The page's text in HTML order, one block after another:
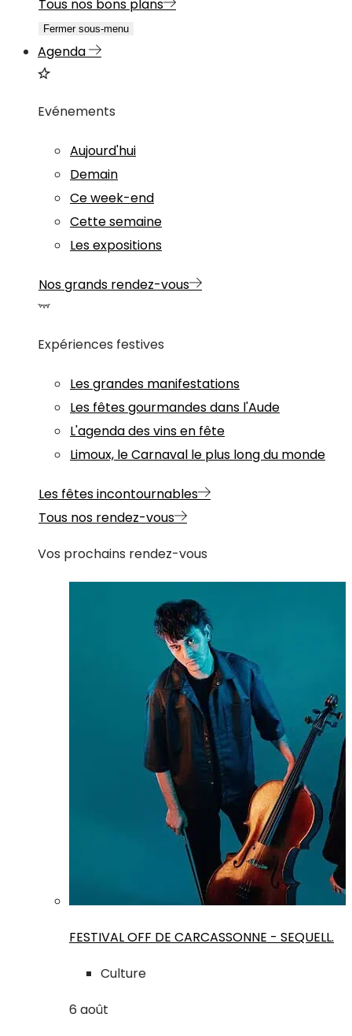
Tous nos bons plans
Fermer sous-menu
Agenda
Evénements
Aujourd'hui
Demain
Ce week-end
Cette semaine
Les expositions
Nos grands rendez-vous
Expériences festives
Les grandes manifestations
Les fêtes gourmandes dans l'Aude
L'agenda des vins en fête
Limoux, le Carnaval le plus long du monde
Les fêtes incontournables
Tous nos rendez-vous
Vos prochains rendez-vous
FESTIVAL OFF DE CARCASSONNE - SEQUELL.
Culture
6 août